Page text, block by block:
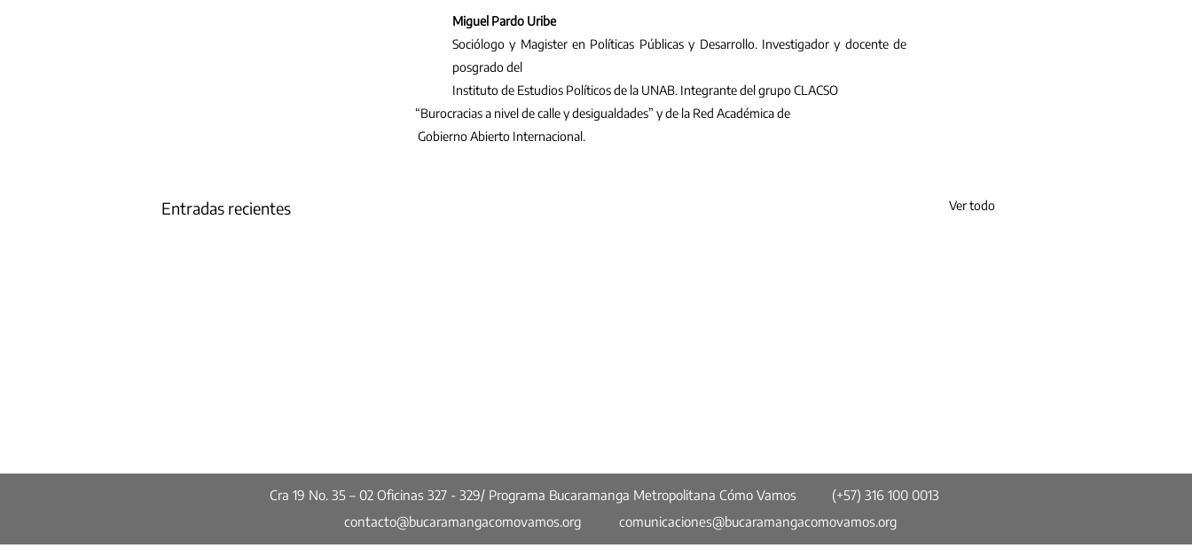
Miguel Pardo Uribe
Sociólogo y Magister en Políticas Públicas y Desarrollo. Investigador y docente de
posgrado del
Instituto de Estudios Políticos de la UNAB. Integrante del grupo CLACSO
                                                              “Burocracias a nivel de calle y desigualdades” y de la Red Académica de
                                                               Gobierno Abierto Internacional.
Entradas recientes Ver todo
Cra 19 No. 35 – 02 Oficinas 327 - 329/ Programa Bucaramanga Metropolitana Cómo Vamos
(+57) 316 100 0013
contacto@bucaramangacomovamos.org
comunicaciones@bucaramangacomovamos.org